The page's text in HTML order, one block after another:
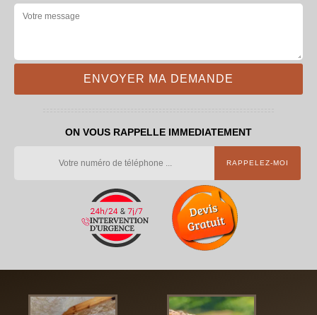
ON VOUS RAPPELLE IMMEDIATEMENT